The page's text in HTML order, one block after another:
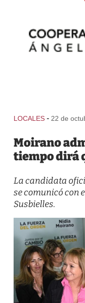
LOCALES - 22 de
Moirano
tiempo dirá
La candidata
se comunicó con
Susbielles.